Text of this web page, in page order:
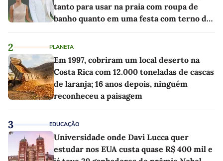
tanto para usar na praia com roupa de
banho quanto em uma festa com terno de
2 PLANETA
Em 1997, cobriram um local deserto na
Costa Rica com 12.000 toneladas de cascas
de laranja; 16 anos depois, ninguém
reconheceu a paisagem
3 EDUCAÇÃO
Universidade onde Davi Lucca quer
estudar nos EUA custa quase R$ 400 mil e